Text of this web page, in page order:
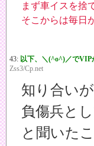
まず車イスを捨
そこからは毎日
43: 以下、＼(^o^)／でVIP
Zss3/Cp.net
知り合い
負傷兵と
と聞いた